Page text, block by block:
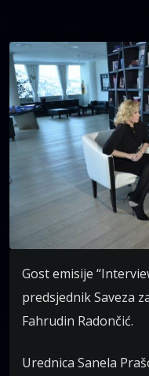
Gost emisije
predsjednik Saveza
Fahrudin Radončić.
Urednica Sanela